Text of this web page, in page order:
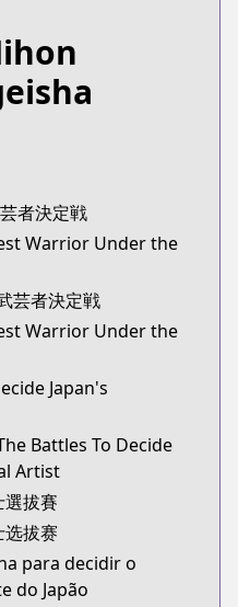
者決定戦
Warrior Under the
芸者決定戦
Warrior Under the
Japan's
Battles To Decide
Artist
拔賽
拔赛
para decidir o
do Japão